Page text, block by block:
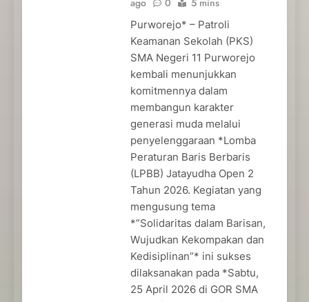
Purworejo* – Patroli
Keamanan Sekolah (PKS)
SMA Negeri 11 Purworejo
kembali menunjukkan
komitmennya dalam
membangun karakter
generasi muda melalui
penyelenggaraan *Lomba
Peraturan Baris Berbaris
(LPBB) Jatayudha Open 2
Tahun 2026. Kegiatan yang
mengusung tema
*”Solidaritas dalam Barisan,
Wujudkan Kekompakan dan
Kedisiplinan”* ini sukses
dilaksanakan pada *Sabtu,
25 April 2026 di GOR SMA